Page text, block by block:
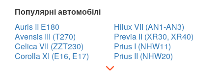
Популярні автомобілі
Auris II E180
Avensis III (T270)
Celica VII (ZZT230)
Corolla XI (E16, E17)
Hilux VII (AN1-AN3)
Previa II (XR30, XR40)
Prius I (NHW11)
Prius II (NHW20)